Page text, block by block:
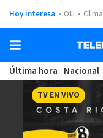
Hoy interesa OIJ Clima
Última hora Nacional
TV EN VIVO